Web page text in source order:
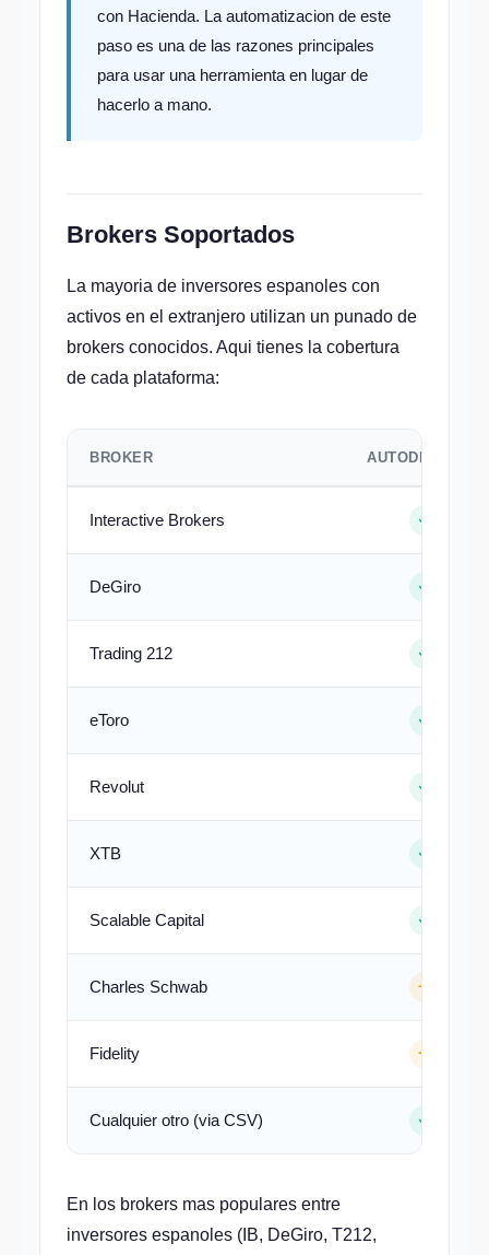
con Hacienda. La automatizacion de este
paso es una de las razones principales
para usar una herramienta en lugar de
hacerlo a mano.
Brokers Soportados
La mayoria de inversores espanoles con
activos en el extranjero utilizan un punado de
brokers conocidos. Aqui tienes la cobertura
de cada plataforma:
BROKER AUTODECLARO
Interactive Brokers
DeGiro
Trading 212
eToro
Revolut
XTB
Scalable Capital
Charles Schwab
Fidelity
Cualquier otro (via CSV)
En los brokers mas populares entre
inversores espanoles (IB, DeGiro, T212,